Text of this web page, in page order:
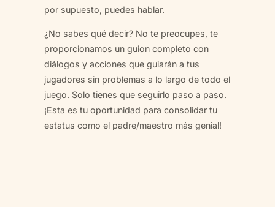
por supuesto, puedes hablar.
¿No sabes qué decir? No te preocupes, te
proporcionamos un guion completo con
diálogos y acciones que guiarán a tus
jugadores sin problemas a lo largo de todo el
juego. Solo tienes que seguirlo paso a paso.
¡Esta es tu oportunidad para consolidar tu
estatus como el padre/maestro más genial!